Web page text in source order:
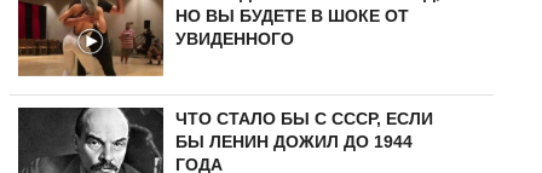
НО ВЫ БУДЕТЕ В ШОКЕ ОТ
УВИДЕННОГО
ЧТО СТАЛО БЫ С СССР, ЕСЛИ
БЫ ЛЕНИН ДОЖИЛ ДО 1944
ГОДА